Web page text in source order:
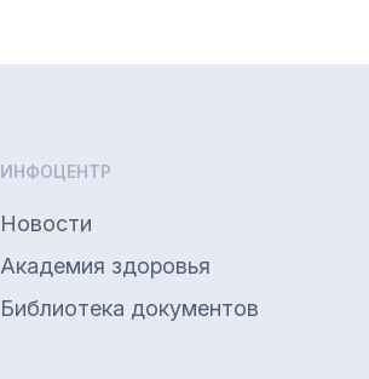
ИНФОЦЕНТР
Новости
Академия здоровья
Библиотека документов